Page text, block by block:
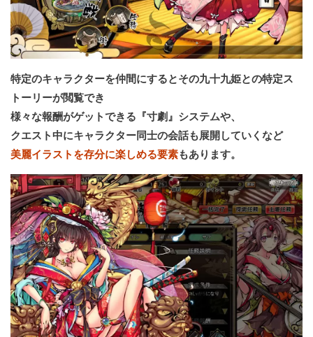
特定のキャラクターを仲間にするとその九十九姫との特定ス
トーリーが閲覧でき
様々な報酬がゲットできる『寸劇』システムや、
クエスト中にキャラクター同士の会話も展開していくなど
美麗イラストを存分に楽しめる要素もあります。